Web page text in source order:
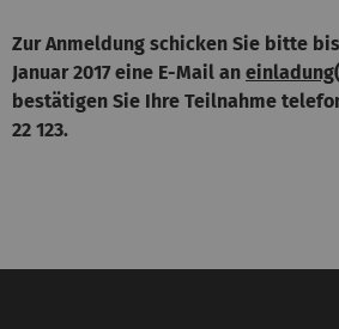
ZurAnmeldung schicken Sie bitte
Januar 2017 eine E-Mail an
bestätigen Sie Ihre Teilnahme
22 123.